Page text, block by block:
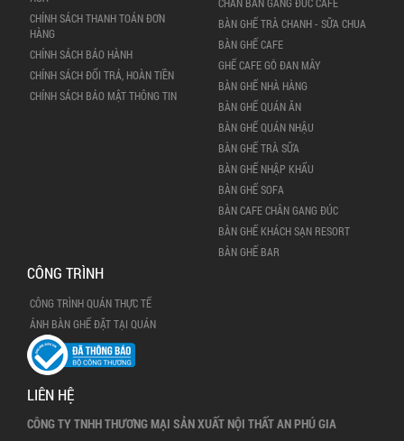
CHÍNH SÁCH THANH TOÁN ĐƠN
HÀNG
CHÍNH SÁCH BẢO HÀNH
CHÍNH SÁCH ĐỔI TRẢ, HOÀN TIỀN
CHÍNH SÁCH BẢO MẬT THÔNG TIN
CHÂN BÀN GANG ĐÚC CAFE
BÀN GHẾ TRÀ CHANH - SỮA CHUA
BÀN GHẾ CAFE
GHẾ CAFE GỖ ĐAN MÂY
BÀN GHẾ NHÀ HÀNG
BÀN GHẾ QUÁN ĂN
BÀN GHẾ QUÁN NHẬU
BÀN GHẾ TRÀ SỮA
BÀN GHẾ NHẬP KHẨU
BÀN GHẾ SOFA
BÀN CAFE CHÂN GANG ĐÚC
BÀN GHẾ KHÁCH SẠN RESORT
BÀN GHẾ BAR
CÔNG TRÌNH
CÔNG TRÌNH QUÁN THỰC TẾ
ẢNH BÀN GHẾ ĐẶT TẠI QUÁN
LIÊN HỆ
CÔNG TY TNHH THƯƠNG MẠI SẢN XUẤT NỘI THẤT AN PHÚ GIA